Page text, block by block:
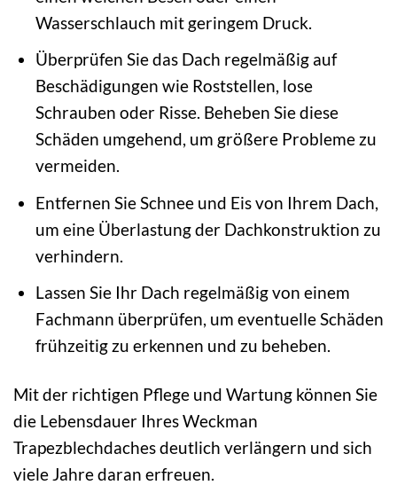
Wasserschlauch mit geringem Druck.
Überprüfen Sie das Dach regelmäßig auf
Beschädigungen wie Roststellen, lose
Schrauben oder Risse. Beheben Sie diese
Schäden umgehend, um größere Probleme zu
vermeiden.
Entfernen Sie Schnee und Eis von Ihrem Dach,
um eine Überlastung der Dachkonstruktion zu
verhindern.
Lassen Sie Ihr Dach regelmäßig von einem
Fachmann überprüfen, um eventuelle Schäden
frühzeitig zu erkennen und zu beheben.
Mit der richtigen Pflege und Wartung können Sie
die Lebensdauer Ihres Weckman
Trapezblechdaches deutlich verlängern und sich
viele Jahre daran erfreuen.